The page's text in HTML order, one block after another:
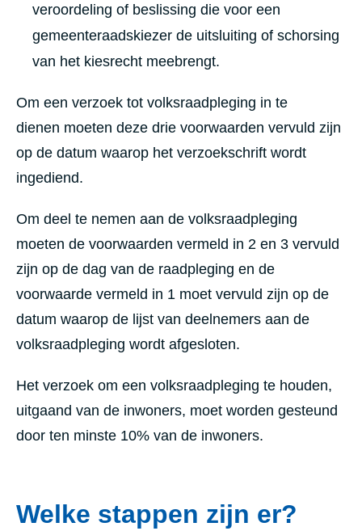
veroordeling of beslissing die voor een
gemeenteraadskiezer de uitsluiting of schorsing
van het kiesrecht meebrengt.
Om een verzoek tot volksraadpleging in te
dienen moeten deze drie voorwaarden vervuld zijn
op de datum waarop het verzoekschrift wordt
ingediend.
Om deel te nemen aan de volksraadpleging
moeten de voorwaarden vermeld in 2 en 3 vervuld
zijn op de dag van de raadpleging en de
voorwaarde vermeld in 1 moet vervuld zijn op de
datum waarop de lijst van deelnemers aan de
volksraadpleging wordt afgesloten.
Het verzoek om een volksraadpleging te houden,
uitgaand van de inwoners, moet worden gesteund
door ten minste 10% van de inwoners.
Welke stappen zijn er?